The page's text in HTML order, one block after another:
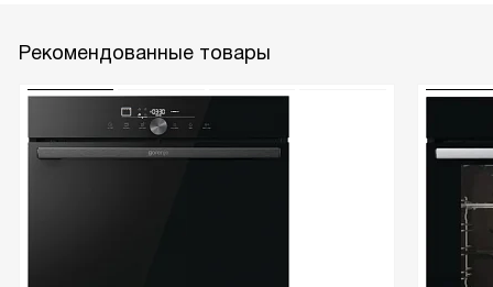
Рекомендованные товары